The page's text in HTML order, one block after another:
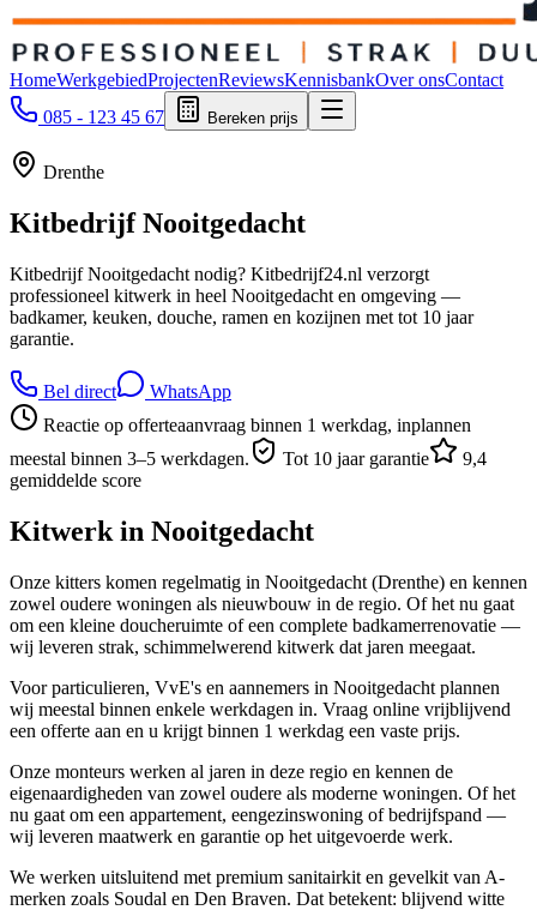
HomeWerkgebiedProjectenReviewsKennisbankOver onsContact
085 - 123 45 67
Bereken prijs
Drenthe
KitbedrijfNooitgedacht
Kitbedrijf Nooitgedacht nodig? Kitbedrijf24.nl verzorgt
professioneel kitwerk in heel Nooitgedacht en omgeving —
badkamer, keuken, douche, ramen en kozijnen met tot 10 jaar
garantie.
Bel direct
WhatsApp
Reactie op offerteaanvraag binnen 1 werkdag, inplannen
meestal binnen 3–5 werkdagen.
Tot 10 jaar garantie
9,4
gemiddelde score
Kitwerk in Nooitgedacht
Onze kitters komen regelmatig in Nooitgedacht (Drenthe) en kennen
zowel oudere woningen als nieuwbouw in de regio. Of het nu gaat
om een kleine doucheruimte of een complete badkamerrenovatie —
wij leveren strak, schimmelwerend kitwerk dat jaren meegaat.
Voor particulieren, VvE's en aannemers in Nooitgedacht plannen
wij meestal binnen enkele werkdagen in. Vraag online vrijblijvend
een offerte aan en u krijgt binnen 1 werkdag een vaste prijs.
Onze monteurs werken al jaren in deze regio en kennen de
eigenaardigheden van zowel oudere als moderne woningen. Of het
nu gaat om een appartement, eengezinswoning of bedrijfspand —
wij leveren maatwerk en garantie op het uitgevoerde werk.
We werken uitsluitend met premium sanitairkit en gevelkit van A-
merken zoals Soudal en Den Braven. Dat betekent: blijvend witte